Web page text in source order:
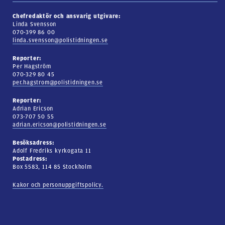
Chefredaktör och ansvarig utgivare:
Linda Svensson
070-399 86 00
linda.svensson@polistidningen.se
Reporter:
Per Hagström
070-329 80 45
per.hagstrom@polistidningen.se
Reporter:
Adrian Ericson
073-707 50 55
adrian.ericson@polistidningen.se
Besöksadress:
Adolf Fredriks kyrkogata 11
Postadress:
Box 5583, 114 85 Stockholm
Kakor och personuppgiftspolicy.